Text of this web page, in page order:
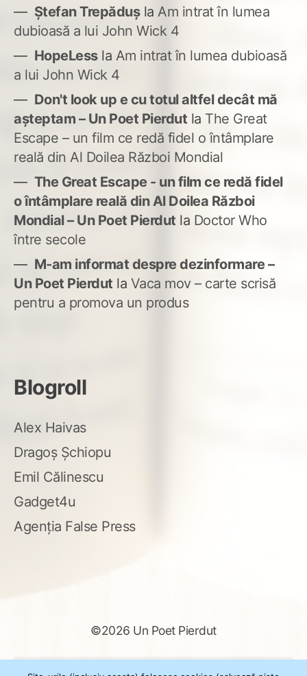
Ștefan Trepădușla Am intrat în lumea
dubioasă a lui John Wick 4
HopeLessla Am intrat în lumea dubioasă
a lui John Wick 4
Don't look up e cu totul altfel decât mă
așteptam – Un Poet Pierdut la The Great
Escape – un film ce redă fidel o întâmplare
reală din Al Doilea Război Mondial
The Great Escape - un film ce redă fidel
o întâmplare reală din Al Doilea Război
Mondial – Un Poet Pierdut la Doctor Who
între secole
M-am informat despre dezinformare –
Un Poet Pierdut la Vaca mov – carte scrisă
pentru a promova un produs
Blogroll
Alex Haivas
Dragoș Șchiopu
Emil Călinescu
Gadget4u
Agenția False Press
©2026 Un Poet Pierdut